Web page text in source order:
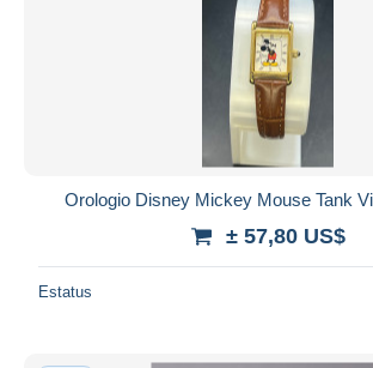
Orologio Disney Mickey Mouse Tank
± 57,80 US$
Estatus